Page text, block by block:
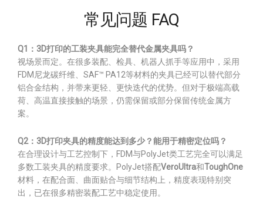
常见问题 FAQ
Q1：3D打印的工装夹具能完全替代金属夹具吗？
视场景而定。在很多装配、检具、机器人抓手等应用中，采用
FDM尼龙碳纤维、SAF™ PA12等材料的夹具已经可以替代部分
铝合金结构，并带来更轻、更快迭代的优势。但对于极端高载
荷、高温直接接触的场景，仍需保留或部分保留传统金属方
案。
Q2：3D打印夹具的精度能达到多少？能用于精密定位吗？
在合理设计与工艺控制下，FDM与PolyJet类工艺完全可以满足
多数工装夹具的精度要求。PolyJet搭配VeroUltra和ToughOne
材料，在配合面、曲面贴合与细节结构上，精度表现特别突
出，已在很多精密装配工艺中稳定使用。